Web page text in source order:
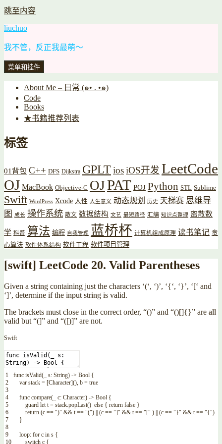
跳至内容
liuchuo
我不管，反正我最萌～
菜单和挂件
About Me – 日常 (๑• . •๑)
Code
Books
★书籍推荐列表
标签
01背包 C++ DFS Dijkstra GPLTiosiOS开发 LeetCode
OJ MacBook Objective-C OJPAT POJ Python STL Sublime
Swift WordPress Xcode 人性 人生意义 动态规划 历史 天梯赛 思维导
图
成长 操作系统 散文 数据结构 文艺 最短路径 汇编 知识点整理 离散数
学 科普 算法 编程 自我管理 蓝桥杯 计算机组成原理 读书笔记 贪
心算法 软件体系结构 软件工程 软件项目管理
[swift] LeetCode 20. Valid Parentheses
Given a string containing just the characters ‘(‘, ‘)’, ‘{‘, ‘}’, ‘[‘ and
‘]’, determine if the input string is valid.
The brackets must close in the correct order, “()” and “()[]{}” are all
valid but “(]” and “([)]” are not.
Swift
1
2
3
4
5
6
7
8
9
10
func isValid( s: String) -> Bool {
var stack = [Character](), b = true
func compare( c: Character) -> Bool {
guard let t = stack.popLast() else { return false }
return (c == ")" && t == "(") (c == "]" && t == "[" ) (c == "}" && t == "{")
}
loop: for c in s {
switch c {